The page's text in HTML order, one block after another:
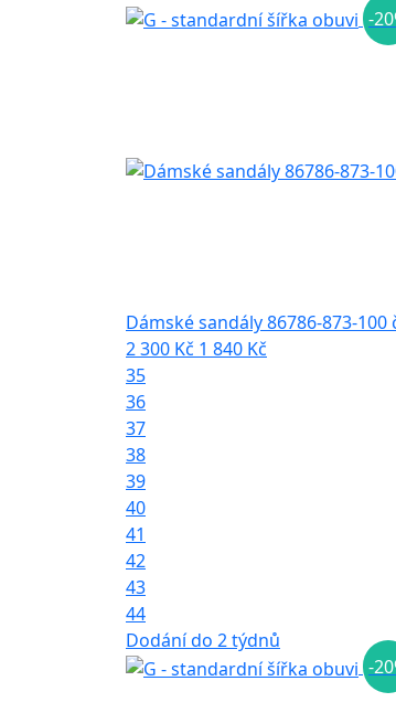
-
Dámské sandály 86786-873-100
2 300 Kč 1 840 Kč
35
36
37
38
39
40
41
42
43
44
Dodání do 2 týdnů
-